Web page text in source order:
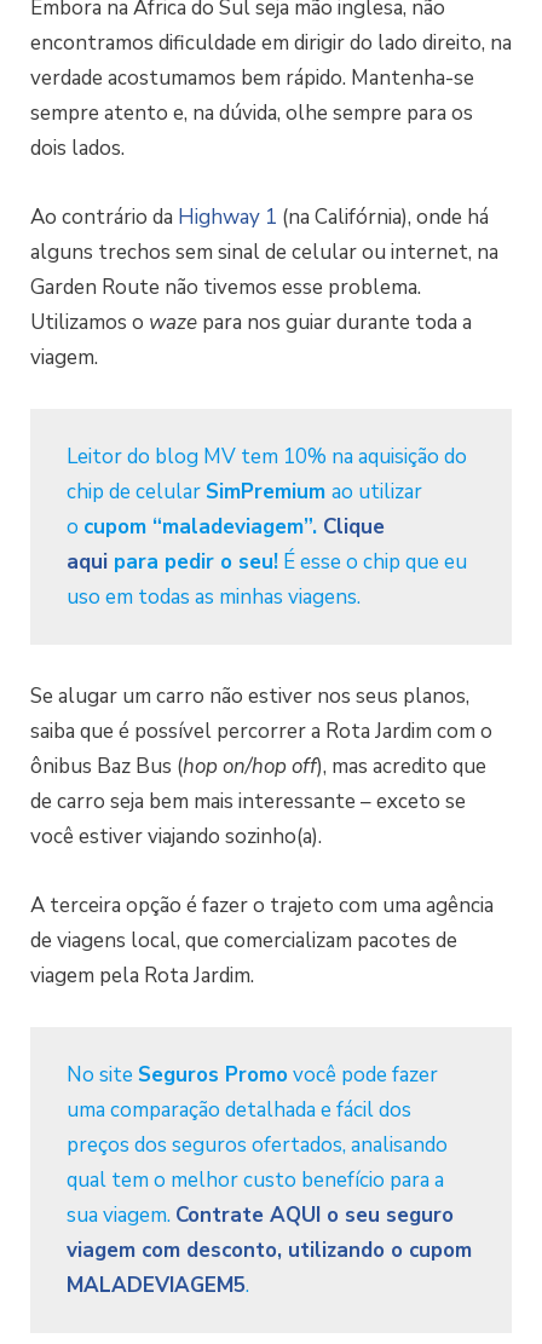
Embora na África do Sul seja mão inglesa, não
encontramos dificuldade em dirigir do lado direito, na
verdade acostumamos bem rápido. Mantenha-se
sempre atento e, na dúvida, olhe sempre para os
dois lados.
Ao contrário da Highway 1 (na Califórnia), onde há
alguns trechos sem sinal de celular ou internet, na
Garden Route não tivemos esse problema.
Utilizamos o waze para nos guiar durante toda a
viagem.
Leitor do blog MV tem 10% na aquisição do
chip de celular SimPremium ao utilizar
o cupom “maladeviagem”. Clique
aqui para pedir o seu! É esse o chip que eu
uso em todas as minhas viagens.
Se alugar um carro não estiver nos seus planos,
saiba que é possível percorrer a Rota Jardim com o
ônibus Baz Bus (hop on/hop off), mas acredito que
de carro seja bem mais interessante – exceto se
você estiver viajando sozinho(a).
A terceira opção é fazer o trajeto com uma agência
de viagens local, que comercializam pacotes de
viagem pela Rota Jardim.
No site Seguros Promovocê pode fazer
uma comparação detalhada e fácil dos
preços dos seguros ofertados, analisando
qual tem o melhor custo benefício para a
sua viagem. Contrate AQUI o seu seguro
viagem com desconto, utilizando o cupom
MALADEVIAGEM5.